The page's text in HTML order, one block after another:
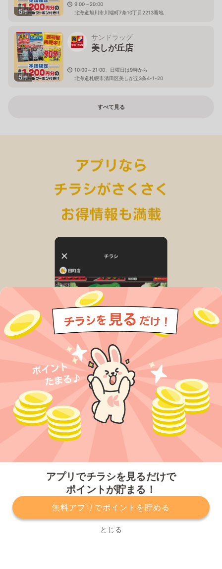
アプリでチラシを見るだけで
ポイントが貯まる！
無料アプリでポイントを貯める
とじる
5枚
9:00～20:00
北海道旭川市川端町7条10丁目2213番地
5枚
サンドラッグ
美しが丘店
10:00～21:00、日曜日は9時から
北海道札幌市清田区美しが丘3条4-1-20
すべて見る
プライバシーポリシー 利用規約
運営会社
サービスに関してのお問い合わせ